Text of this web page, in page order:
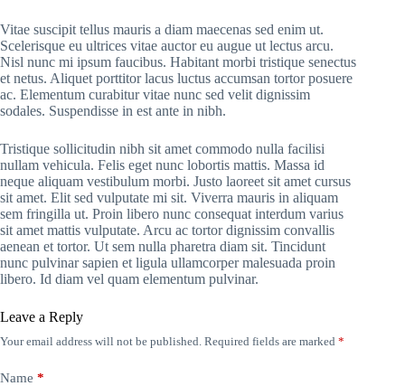
Vitae suscipit tellus mauris a diam maecenas sed enim ut.
Scelerisque eu ultrices vitae auctor eu augue ut lectus arcu.
Nisl nunc mi ipsum faucibus. Habitant morbi tristique senectus
et netus. Aliquet porttitor lacus luctus accumsan tortor posuere
ac. Elementum curabitur vitae nunc sed velit dignissim
sodales. Suspendisse in est ante in nibh.
Tristique sollicitudin nibh sit amet commodo nulla facilisi
nullam vehicula. Felis eget nunc lobortis mattis. Massa id
neque aliquam vestibulum morbi. Justo laoreet sit amet cursus
sit amet. Elit sed vulputate mi sit. Viverra mauris in aliquam
sem fringilla ut. Proin libero nunc consequat interdum varius
sit amet mattis vulputate. Arcu ac tortor dignissim convallis
aenean et tortor. Ut sem nulla pharetra diam sit. Tincidunt
nunc pulvinar sapien et ligula ullamcorper malesuada proin
libero. Id diam vel quam elementum pulvinar.
Leave a Reply
Your email address will not be published. Required fields are marked *
Name *